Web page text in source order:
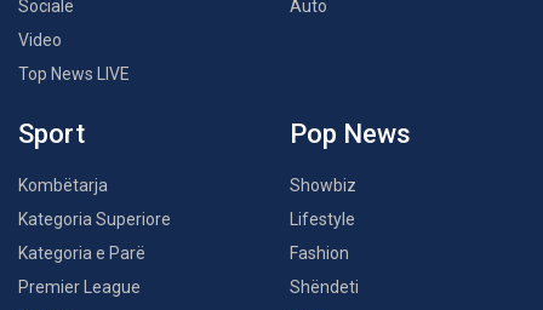
Sociale
Video
Top News LIVE
Auto
Sport
Kombëtarja
Kategoria Superiore
Kategoria e Parë
Premier League
Pop News
Showbiz
Lifestyle
Fashion
Shëndeti